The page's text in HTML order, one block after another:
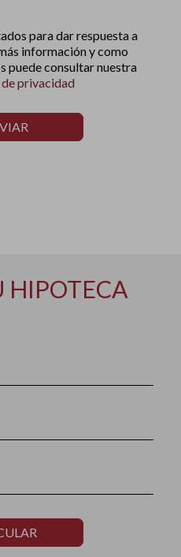
para dar respuesta a
información y como
puede consultar nuestra
privacidad
HIPOTECA